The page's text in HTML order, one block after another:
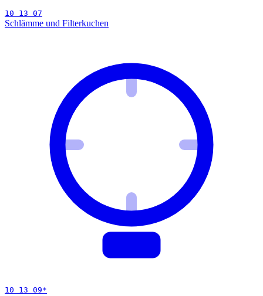
10 13 07
Schlämme und Filterkuchen
10 13 09*